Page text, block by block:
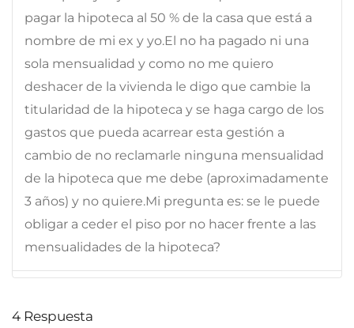
pagar la hipoteca al 50 % de la casa que está a
nombre de mi ex y yo.El no ha pagado ni una
sola mensualidad y como no me quiero
deshacer de la vivienda le digo que cambie la
titularidad de la hipoteca y se haga cargo de los
gastos que pueda acarrear esta gestión a
cambio de no reclamarle ninguna mensualidad
de la hipoteca que me debe (aproximadamente
3 años) y no quiere.Mi pregunta es: se le puede
obligar a ceder el piso por no hacer frente a las
mensualidades de la hipoteca?
4 Respuesta